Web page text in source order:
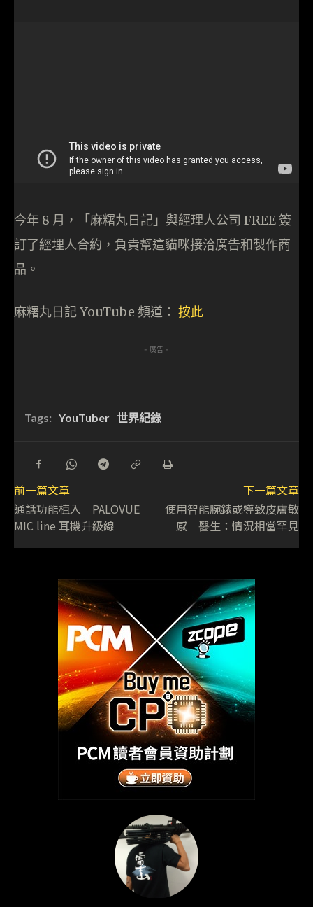
今年 8 月，「麻糬丸日記」與經理人公司 FREE 簽
訂了經埋人合約，負責幫這貓咪接洽廣告和製作商
品。
麻糬丸日記 YouTube 頻道： 按此
- 廣告 -
Tags: YouTuber 世界紀錄
前一篇文章
通話功能植入 PALOVUE
MIC line 耳機升級線
下一篇文章
使用智能腕錶或導致皮膚敏
感 醫生：情況相當罕見